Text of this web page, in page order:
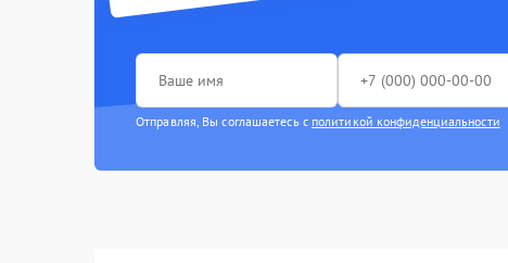
Отправляя, Вы соглашаетесь с политикой конфиденциальности